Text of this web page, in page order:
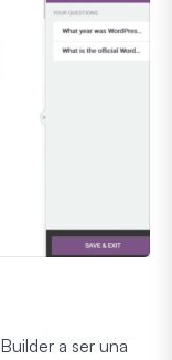
a ser una